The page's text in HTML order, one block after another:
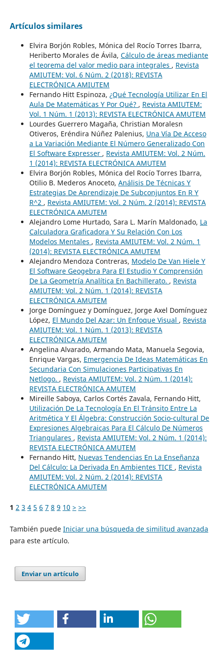
Artículos similares
Elvira Borjón Robles, Mónica del Rocío Torres Ibarra,
Heriberto Morales de Ávila, Cálculo de áreas mediante
el teorema del valor medio para integrales , Revista
AMIUTEM: Vol. 6 Núm. 2 (2018): REVISTA
ELECTRÓNICA AMIUTEM
Fernando Hitt Espinoza, ¿Qué Tecnología Utilizar En El
Aula De Matemáticas Y Por Qué? , Revista AMIUTEM:
Vol. 1 Núm. 1 (2013): REVISTA ELECTRÓNICA AMUTEM
Lourdes Guerrero Magaña, Christian Moralesn
Otiveros, Eréndira Núñez Palenius, Una Vía De Acceso
a La Variación Mediante El Número Generalizado Con
El Software Expresser , Revista AMIUTEM: Vol. 2 Núm.
1 (2014): REVISTA ELECTRÓNICA AMUTEM
Elvira Borjón Robles, Mónica del Rocío Torres Ibarra,
Otilio B. Mederos Anoceto, Análisis De Técnicas Y
Estrategias De Aprendizaje De Subconjuntos En R Y
R^2 , Revista AMIUTEM: Vol. 2 Núm. 2 (2014): REVISTA
ELECTRÓNICA AMUTEM
Alejandro Lome Hurtado, Sara L. Marín Maldonado, La
Calculadora Graficadora Y Su Relación Con Los
Modelos Mentales , Revista AMIUTEM: Vol. 2 Núm. 1
(2014): REVISTA ELECTRÓNICA AMUTEM
Alejandro Mendoza Contreras, Modelo De Van Hiele Y
El Software Geogebra Para El Estudio Y Comprensión
De La Geometría Analítica En Bachillerato. , Revista
AMIUTEM: Vol. 2 Núm. 1 (2014): REVISTA
ELECTRÓNICA AMUTEM
Jorge Domínguez y Domínguez, Jorge Axel Domínguez
López, El Mundo Del Azar: Un Enfoque Visual , Revista
AMIUTEM: Vol. 1 Núm. 1 (2013): REVISTA
ELECTRÓNICA AMUTEM
Angelina Alvarado, Armando Mata, Manuela Segovia,
Enrique Vargas, Emergencia De Ideas Matemáticas En
Secundaria Con Simulaciones Participativas En
Netlogo. , Revista AMIUTEM: Vol. 2 Núm. 1 (2014):
REVISTA ELECTRÓNICA AMUTEM
Mireille Saboya, Carlos Cortés Zavala, Fernando Hitt,
Utilización De La Tecnología En El Tránsito Entre La
Aritmética Y El Álgebra: Construcción Socio-cultural De
Expresiones Algebraicas Para El Cálculo De Números
Triangulares , Revista AMIUTEM: Vol. 2 Núm. 1 (2014):
REVISTA ELECTRÓNICA AMUTEM
Fernando Hitt, Nuevas Tendencias En La Enseñanza
Del Cálculo: La Derivada En Ambientes TICE , Revista
AMIUTEM: Vol. 2 Núm. 2 (2014): REVISTA
ELECTRÓNICA AMUTEM
1 2 3 4 5 6 7 8 9 10 > >>
También puede Iniciar una búsqueda de similitud avanzada
para este artículo.
Enviar un artículo